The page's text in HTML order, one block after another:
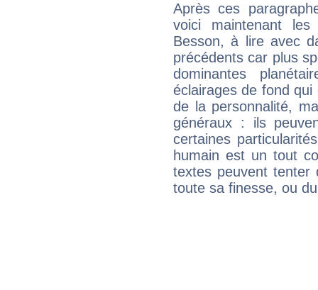
Après ces
voici maintenant
Besson, à lire avec
précédents car plus
dominantes
éclairages de fond
de la personnalité,
généraux : ils
certaines
humain est un tout
textes peuvent tenter
toute sa finesse, ou